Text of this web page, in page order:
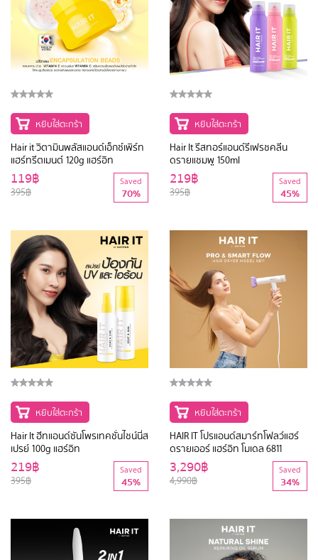
หยิบใส่ตะกร้า
Hair it วิตามินพลัสแอนด์เอ็กซ์เพิร์ท
แฮร์ทรีตเมนต์ 120g แฮร์อิท
395฿
119฿ Saved
70%
หยิบใส่ตะกร้า
Hair It รีสทอร์แอนด์รีเฟรชคลีน
ดรายแชมพู 150ml
395฿
219฿ Saved
45%
หยิบใส่ตะกร้า
Hair It ฮีทแอนด์ซันโพรเทคชั่นไชน์นี่ส
เปรย์ 100g แฮร์อิท
395฿
219฿ Saved
45%
หยิบใส่ตะกร้า
HAIR IT โปรแอนด์สมาร์ทโฟลว์แฮร์
ดรายเออร์ แฮร์อิท โมเดล 6811
4,990฿
3,290฿ Saved
34%